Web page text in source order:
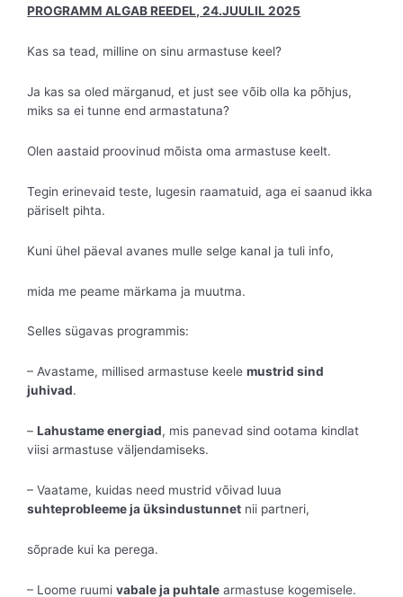
PROGRAMM ALGAB REEDEL, 24.JUULIL 2025
Kas sa tead, milline on sinu armastuse keel?
Ja kas sa oled märganud, et just see võib olla ka põhjus,
miks sa ei tunne end armastatuna?
Olen aastaid proovinud mõista oma armastuse keelt.
Tegin erinevaid teste, lugesin raamatuid, aga ei saanud ikka
päriselt pihta.
Kuni ühel päeval avanes mulle selge kanal ja tuli info,
mida me peame märkama ja muutma.
Selles sügavas programmis:
– Avastame, millised armastuse keelemustrid sind
juhivad.
–Lahustame energiad, mis panevad sind ootama kindlat
viisi armastuse väljendamiseks.
– Vaatame, kuidas need mustrid võivad luua
suhteprobleeme ja üksindustunnet nii partneri,
sõprade kui ka perega.
– Loome ruumivabale ja puhtale armastuse kogemisele.